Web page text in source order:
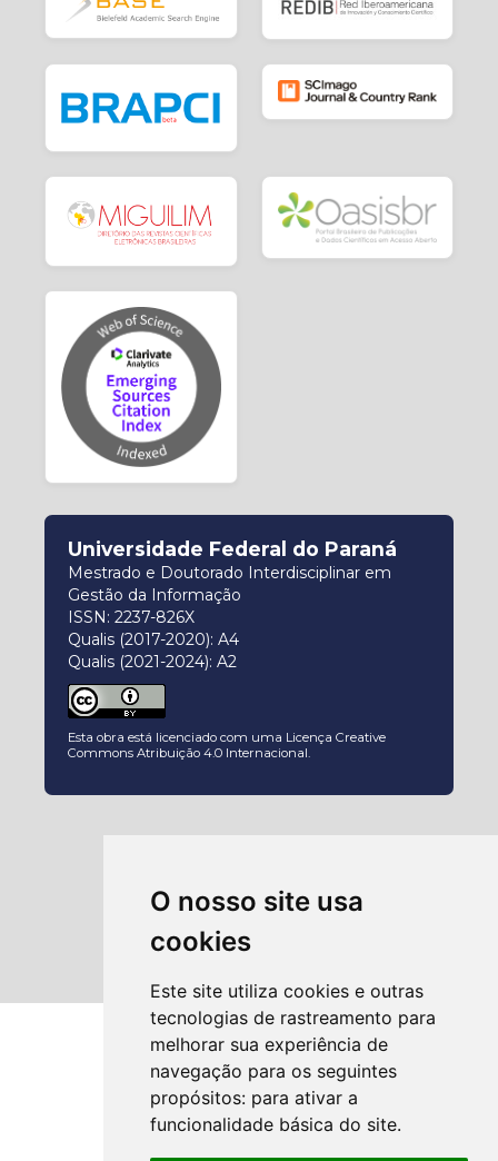
O nosso site usa
cookies
Este site utiliza cookies e outras
tecnologias de rastreamento para
melhorar sua experiência de
navegação para os seguintes
propósitos: para ativar a
funcionalidade básica do site.
Universidade Federal do Paraná
Mestrado e Doutorado Interdisciplinar em
Gestão da Informação
ISSN: 2237-826X
Qualis (2017-2020): A4
Qualis (2021-2024): A2
Esta obra está licenciado com uma Licença Creative
Commons Atribuição 4.0 Internacional